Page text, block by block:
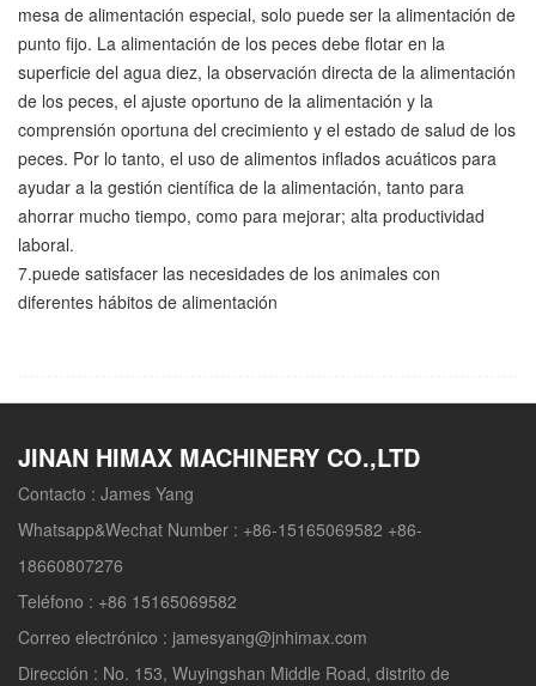
mesa de alimentación especial, solo puede ser la alimentación de
punto fijo. La alimentación de los peces debe flotar en la
superficie del agua diez, la observación directa de la alimentación
de los peces, el ajuste oportuno de la alimentación y la
comprensión oportuna del crecimiento y el estado de salud de los
peces. Por lo tanto, el uso de alimentos inflados acuáticos para
ayudar a la gestión científica de la alimentación, tanto para
ahorrar mucho tiempo, como para mejorar; alta productividad
laboral.
7.puede satisfacer las necesidades de los animales con
diferentes hábitos de alimentación
JINAN HIMAX MACHINERY CO.,LTD
Contacto : James Yang
Whatsapp&Wechat Number : +86-15165069582 +86-
18660807276
Teléfono : +86 15165069582
Correo electrónico : jamesyang@jnhimax.com
Dirección : No. 153, Wuyingshan Middle Road, distrito de